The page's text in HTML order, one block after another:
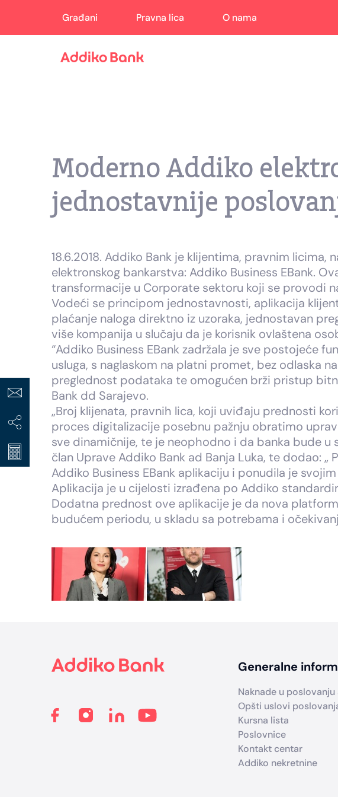
Građani Pravna lica O nama
Moderno Addiko
jednostavnije
18.6.2018. Addiko Bank je klijentima, pravnim
elektronskog bankarstva: Addiko Business EBank.
transformacije u Corporate sektoru koji se provodi
Vodeći se principom jednostavnosti, aplikacija
plaćanje naloga direktno iz uzoraka, jednostavan
više kompanija u slučaju da je korisnik ovlaštena
“Addiko Business EBank zadržala je sve postojeće
usluga, s naglaskom na platni promet, bez odlaska
preglednost podataka te omogućen brži pristup
Bank dd Sarajevo.
„Broj klijenata, pravnih lica, koji uviđaju prednosti
proces digitalizacije posebnu pažnju obratimo
sve dinamičnije, te je neophodno i da banka bude u
član Uprave Addiko Bank ad Banja Luka, te dodao:
Addiko Business EBank aplikaciju i ponudila je
Aplikacija je u cijelosti izrađena po Addiko
Dodatna prednost ove aplikacije je da nova
budućem periodu, u skladu sa potrebama i
Generalne
Naknade u
Opšti uslovi
Kursna lista
Poslovnice
Kontakt centar
Addiko nekretnine